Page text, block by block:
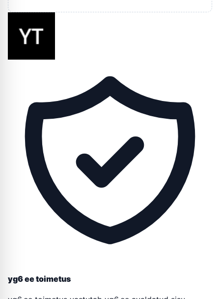
yg6 ee toimetus